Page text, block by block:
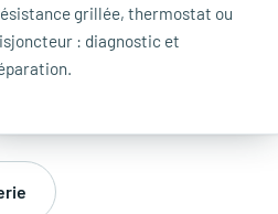
grillée, thermostat ou
: diagnostic et